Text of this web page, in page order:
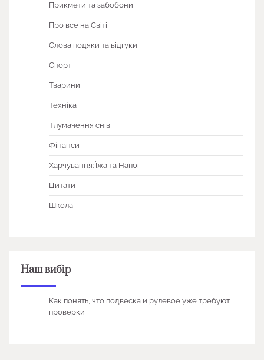
Прикмети та забобони
Про все на Світі
Слова подяки та відгуки
Спорт
Тварини
Техніка
Тлумачення снів
Фінанси
Харчування: Їжа та Напої
Цитати
Школа
Наш вибір
Как понять, что подвеска и рулевое уже требуют
проверки